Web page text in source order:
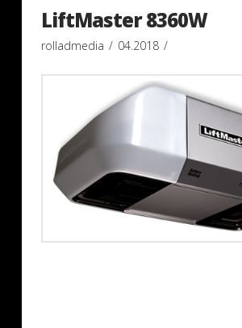
LiftMaster 8360W
rolladmedia 04.2018